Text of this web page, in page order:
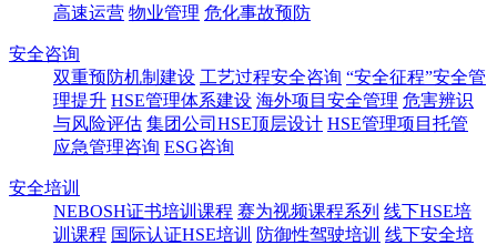
高速运营 物业管理 危化事故预防
安全咨询
双重预防机制建设 工艺过程安全咨询 “安全征程”安全管
理提升 HSE管理体系建设 海外项目安全管理 危害辨识
与风险评估 集团公司HSE顶层设计 HSE管理项目托管
应急管理咨询 ESG咨询
安全培训
NEBOSH证书培训课程 赛为视频课程系列 线下HSE培
训课程 国际认证HSE培训 防御性驾驶培训 线下安全培